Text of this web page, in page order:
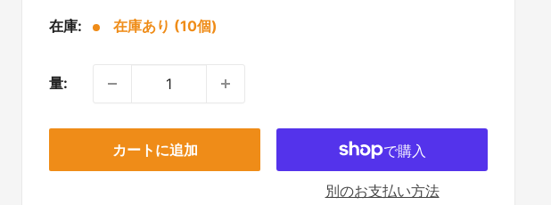
価
格
在庫: 在庫あり (10個)
量:
カートに追加
別のお支払い方法